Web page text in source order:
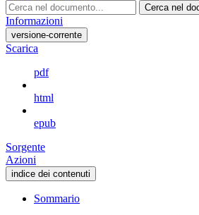
Cerca nel
Informazioni
versione-corrente
Scarica
pdf
html
epub
Sorgente
Azioni
indice dei contenuti
Sommario